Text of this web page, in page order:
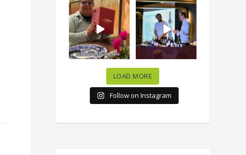
“En #Mallorca
Ciudad de México
celebramos la...
63 7
#SoaunFusionMexic
o una noche única
donde España y...
10 0
LOAD MORE
Follow on Instagram